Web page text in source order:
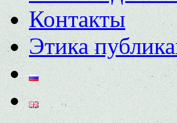
Контакты
Этика